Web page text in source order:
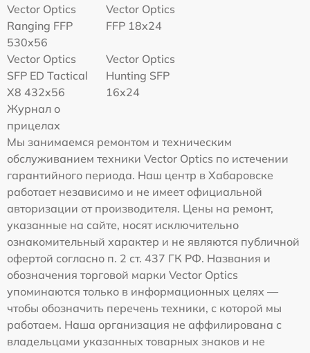
Vector Optics
Ranging FFP
530x56
Vector Optics
FFP 18x24
Vector Optics
SFP ED Tactical
X8 432x56
Vector Optics
Hunting SFP
16x24
Журнал о
прицелах
Мы занимаемся ремонтом и техническим
обслуживанием техники Vector Optics по истечении
гарантийного периода. Наш центр в Хабаровске
работает независимо и не имеет официальной
авторизации от производителя. Цены на ремонт,
указанные на сайте, носят исключительно
ознакомительный характер и не являются публичной
офертой согласно п. 2 ст. 437 ГК РФ. Названия и
обозначения торговой марки Vector Optics
упоминаются только в информационных целях —
чтобы обозначить перечень техники, с которой мы
работаем. Наша организация не аффилирована с
владельцами указанных товарных знаков и не